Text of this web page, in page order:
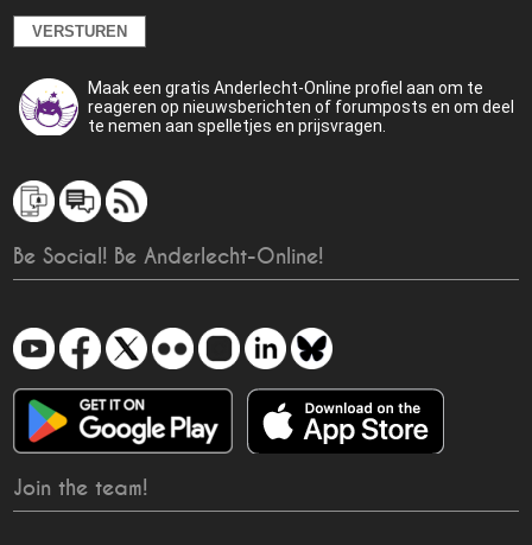
Maak een gratis Anderlecht-Online profiel aan om te
reageren op nieuwsberichten of forumposts en om deel
te nemen aan spelletjes en prijsvragen.
Be Social! Be Anderlecht-Online!
Join the team!